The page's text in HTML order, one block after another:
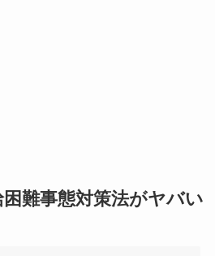
難事態対策法がヤバい